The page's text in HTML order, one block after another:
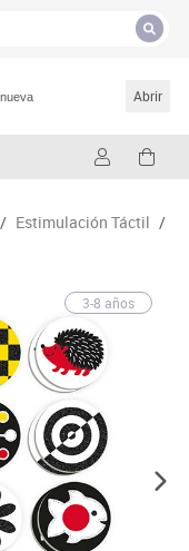
Abrir
/ Estimulación Táctil /
3-8 años